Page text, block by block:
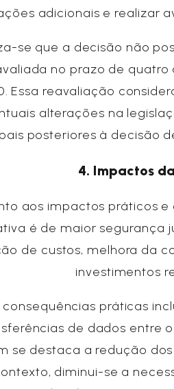
adicionais e realizar
se que a decisão não
no prazo de quatro
Essa reavaliação
alterações na
posteriores à decisão
4. Impactos
aos impactos práticos
é de maior segurança
de custos, melhora da
investimentos
consequências práticas
de dados entre
se destaca a redução
diminui-se a